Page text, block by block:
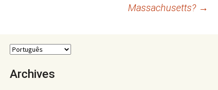
Massachusetts? →
Archives